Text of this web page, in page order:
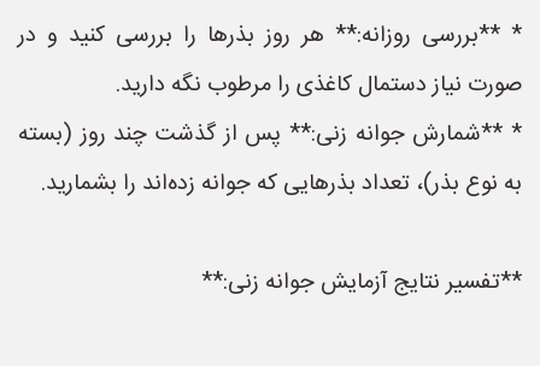
* **بررسی روزانه:** هر روز بذرها را بررسی کنید و در
صورت نیاز دستمال کاغذی را مرطوب نگه دارید.
* **شمارش جوانه زنی:** پس از گذشت چند روز (بسته
به نوع بذر)، تعداد بذرهایی که جوانه زده‌اند را بشمارید.
**تفسیر نتایج آزمایش جوانه زنی:**